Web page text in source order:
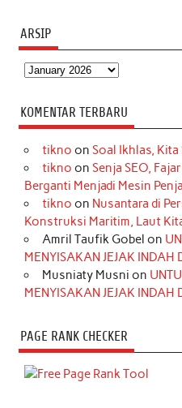
ARSIP
Arsip
KOMENTAR TERBARU
tikno on Soal Ikhlas,
tikno on Senja SEO,
Berganti Menjadi Mesin
tikno on Nusantara di
Konstruksi Maritim, Laut
Amril Taufik Gobel on
MENYISAKAN JEJAK INDAH
Musniaty Musni on
MENYISAKAN JEJAK INDAH
PAGE RANK CHECKER